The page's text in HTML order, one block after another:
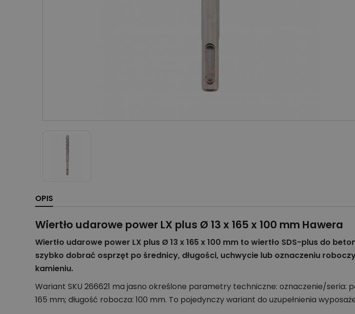
OPIS
Wiertło udarowe power LX plus Ø 13 x 165 x 100 mm Hawera
Wiertło udarowe power LX plus Ø 13 x 165 x 100 mm to wiertło SDS-plus do
szybko dobrać osprzęt po średnicy, długości, uchwycie lub oznaczeniu
kamieniu.
Wariant SKU 266621 ma jasno określone parametry techniczne: oznaczenie/seria:
165 mm; długość robocza: 100 mm. To pojedynczy wariant do uzupełnienia